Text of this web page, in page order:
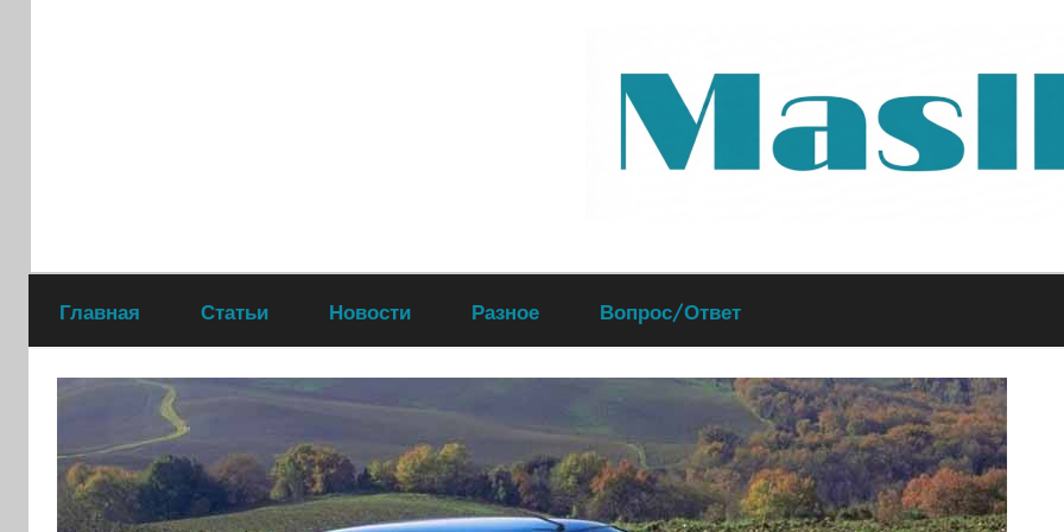
Руководство
по
обслуживанию
вашего
Главная Статьи Новости Разное Вопрос/Ответ